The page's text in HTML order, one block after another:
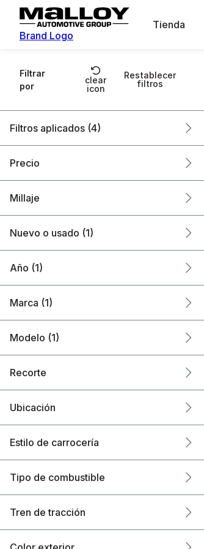
Brand Logo
Tienda
Filtrar
por
clear
icon
Restablecer
filtros
Filtros aplicados (4)
Used
Prius
Precio
Millaje
Nuevo o usado (1)
Año (1)
Marca (1)
Modelo (1)
Recorte
Ubicación
Estilo de carrocería
Tipo de combustible
Tren de tracción